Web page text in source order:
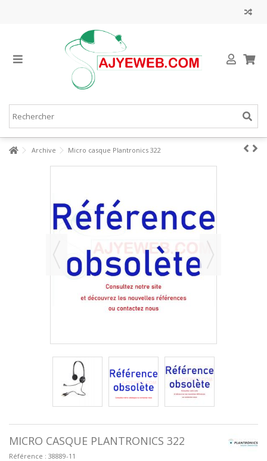
Archive Micro casque Plantronics 322
MICRO CASQUE PLANTRONICS 322
Référence : 38889-11